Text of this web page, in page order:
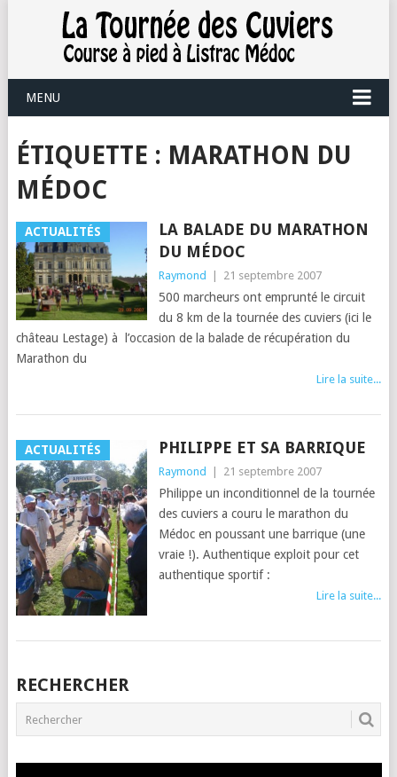
MENU
ÉTIQUETTE : MARATHON DU
MÉDOC
ACTUALITÉS
LA BALADE DU MARATHON
DU MÉDOC
Raymond 21 septembre 2007
500 marcheurs ont emprunté le circuit
du 8 km de la tournée des cuviers (ici le
château Lestage) à l’occasion de la balade de récupération du
Marathon du
Lire la suite...
ACTUALITÉS PHILIPPE ET SA BARRIQUE
Raymond 21 septembre 2007
Philippe un inconditionnel de la tournée
des cuviers a couru le marathon du
Médoc en poussant une barrique (une
vraie !). Authentique exploit pour cet
authentique sportif :
Lire la suite...
POSTS
NAVIGATION
RECHERCHER